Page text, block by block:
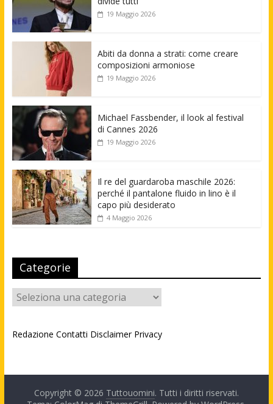
19 Maggio 2026
Abiti da donna a strati: come creare
composizioni armoniose
19 Maggio 2026
Michael Fassbender, il look al festival
di Cannes 2026
19 Maggio 2026
Il re del guardaroba maschile 2026:
perché il pantalone fluido in lino è il
capo più desiderato
4 Maggio 2026
Categorie
Categorie
Redazione Contatti Disclaimer Privacy
Copyright © 2026 Tuttouomini. Tutti i diritti riservati.